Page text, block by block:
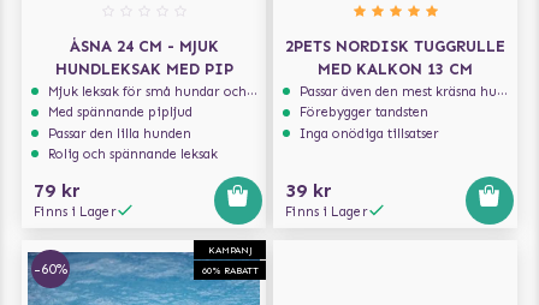
ÅSNA 24 CM - MJUK
HUNDLEKSAK MED PIP
Mjuk leksak för små hundar och valpar.
Med spännande pipljud
Passar den lilla hunden
Rolig och spännande leksak
79 kr
Finns i Lager
2PETS NORDISK TUGGRULLE
MED KALKON 13 CM
Passar även den mest kräsna hunden
Förebygger tandsten
Inga onödiga tillsatser
39 kr
Finns i Lager
KAMPANJ
60% RABATT
-60%